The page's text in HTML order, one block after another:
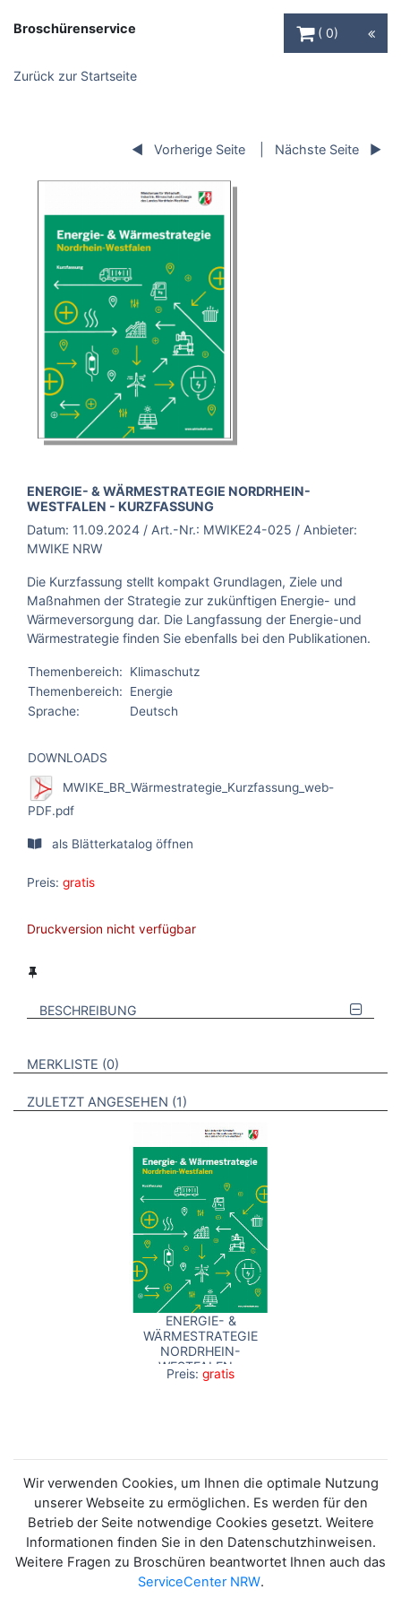
Broschürenservice
0
Zurück zur Startseite
Vorherige Seite Nächste Seite
BROSCHÜRE:
ENERGIE- & WÄRMESTRATEGIE NORDRHEIN-
WESTFALEN - KURZFASSUNG
Datum: 11.09.2024 / Art.-Nr.: MWIKE24-025 / Anbieter:
MWIKE NRW
Die Kurzfassung stellt kompakt Grundlagen, Ziele und
Maßnahmen der Strategie zur zukünftigen Energie- und
Wärmeversorgung dar. Die Langfassung der Energie-und
Wärmestrategie finden Sie ebenfalls bei den Publikationen.
Themenbereich:
Klimaschutz
Themenbereich:
Energie
Sprache:
Deutsch
DOWNLOADS
MWIKE_BR_Wärmestrategie_Kurzfassung_web-
PDF.pdf
als Blätterkatalog öffnen
Preis: gratis
Druckversion nicht verfügbar
BESCHREIBUNG
VERWEISE AUF VERMERKTE- ODER ZULETZT ANGESEHENE
MERKLISTE 0 BROSCHÜREN
ZULETZT ANGESEHEN 1 BROSCHÜREN
ENERGIE- &
WÄRMESTRATEGIE
NORDRHEIN-
WESTFALEN -
KURZFASSUNG
Preis: gratis
Wir verwenden Cookies, um Ihnen die optimale Nutzung
unserer Webseite zu ermöglichen. Es werden für den
Betrieb der Seite notwendige Cookies gesetzt. Weitere
Informationen finden Sie in den Datenschutzhinweisen.
Weitere Fragen zu Broschüren beantwortet Ihnen auch das
ServiceCenter NRW.